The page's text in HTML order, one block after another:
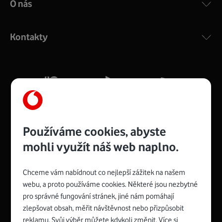
COMPAL CH7465VF
silný signál pro celou domácnost. Kompaktní rozměry 21
Více o COMPAL CH7465VF
Zyxel VMG8623-T50B:
Rozměry modemu jsou 16 x 22 x 7,5 cm (včetně stojánku)
Spojte se s Vodafonem
O nás
Kontakty
Používáme cookies, abyste
mohli využít náš web naplno.
Chceme vám nabídnout co nejlepší zážitek na našem
webu, a proto používáme cookies. Některé jsou nezbytné
pro správné fungování stránek, jiné nám pomáhají
zlepšovat obsah, měřit návštěvnost nebo přizpůsobit
reklamu. Svůj výběr můžete kdykoli změnit. Více si